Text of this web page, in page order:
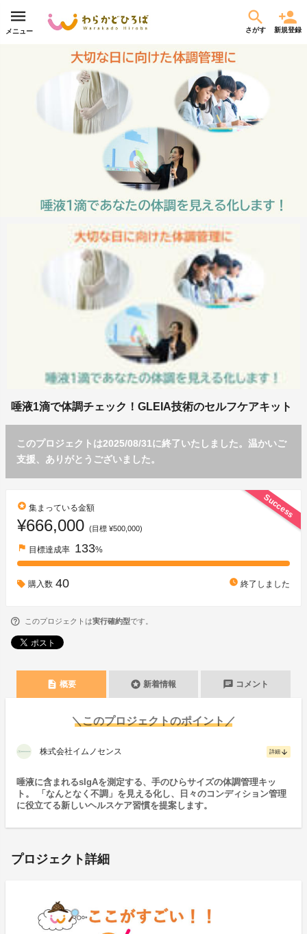
メニュー さがす 新規登録
唾液1滴で体調チェック！GLEIA技術のセルフケアキット
このプロジェクトは2025/08/31に終了いたしました。温かいご
支援、ありがとうございました。
Success
stars 集まっている金額
¥666,000 (目標 ¥500,000)
flag 目標達成率 133%
購入数 40 watch_later 終了しました
このプロジェクトは実行確約型です。
description 概要 stars 新着情報 chat コメント
＼このプロジェクトのポイント／
株式会社イムノセンス 詳細 arrow_downward
唾液に含まれるsIgAを測定する、手のひらサイズの体調管理キッ
ト。 「なんとなく不調」を見える化し、日々のコンディション管理
に役立てる新しいヘルスケア習慣を提案します。
プロジェクト詳細